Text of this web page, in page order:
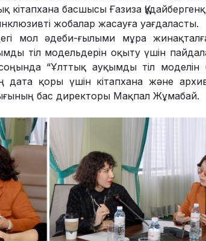
кітапхана басшысы Ғазиза
жобалар жасауға уағдаласты.
мол әдеби-ғылыми мұра
тіл модельдерін оқыту үшін
“Ұлттық ауқымды тіл моделін
дата қоры үшін кітапхана және
бас директоры Мақпал Жұмабай.